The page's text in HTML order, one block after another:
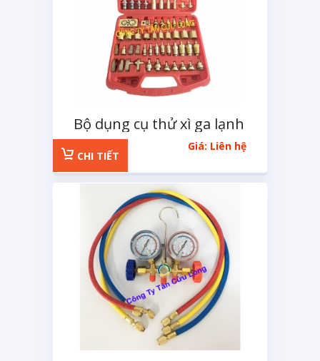
Bộ dụng cụ thử xì ga lạnh
dành cho các dòng xe
Châu Âu
Giá: Liên hệ
CHI TIẾT